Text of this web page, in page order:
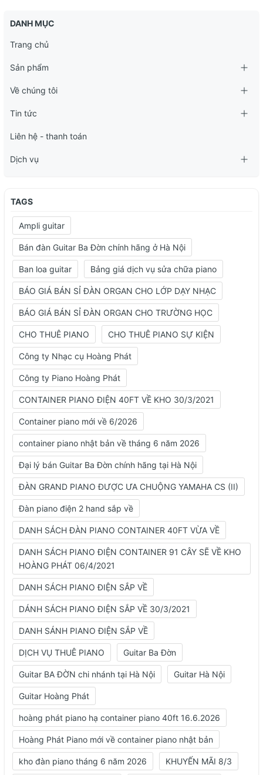
DANH MỤC
Trang chủ
Sản phẩm
Về chúng tôi
Tin tức
Liên hệ - thanh toán
Dịch vụ
TAGS
Ampli guitar
Bán đàn Guitar Ba Đờn chính hãng ở Hà Nội
Ban loa guitar Bảng giá dịch vụ sửa chữa piano
BÁO GIÁ BÁN SỈ ĐÀN ORGAN CHO LỚP DẠY NHẠC
BÁO GIÁ BÁN SỈ ĐÀN ORGAN CHO TRƯỜNG HỌC
CHO THUÊ PIANO CHO THUÊ PIANO SỰ KIỆN
Công ty Nhạc cụ Hoàng Phát
Công ty Piano Hoàng Phát
CONTAINER PIANO ĐIỆN 40FT VỀ KHO 30/3/2021
Container piano mới về 6/2026
container piano nhật bản về tháng 6 năm 2026
Đại lý bán Guitar Ba Đờn chính hãng tại Hà Nội
ĐÀN GRAND PIANO ĐƯỢC ƯA CHUỘNG YAMAHA CS (II)
Đàn piano điện 2 hand sắp về
DANH SÁCH ĐÀN PIANO CONTAINER 40FT VỪA VỀ
DANH SÁCH PIANO ĐIỆN CONTAINER 91 CÂY SẼ VỀ KHO
HOÀNG PHÁT 06/4/2021
DANH SÁCH PIANO ĐIỆN SẮP VỀ
DÁNH SÁCH PIANO ĐIỆN SẮP VỀ 30/3/2021
DANH SÁNH PIANO ĐIỆN SẮP VỀ
DỊCH VỤ THUÊ PIANO Guitar Ba Đờn
Guitar BA ĐỜN chi nhánh tại Hà Nội Guitar Hà Nội
Guitar Hoàng Phát
hoàng phát piano hạ container piano 40ft 16.6.2026
Hoàng Phát Piano mới về container piano nhật bản
kho đàn piano tháng 6 năm 2026 KHUYẾN MÃI 8/3